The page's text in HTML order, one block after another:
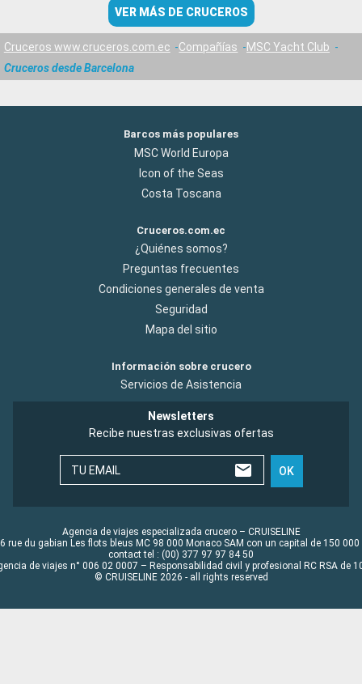
VER MÁS DE CRUCEROS
Cruceros www.cruceros.com.ec Compañías
MSC Yacht Club
Cruceros desde Barcelona
Barcos más populares
MSC World Europa
Icon of the Seas
Costa Toscana
Cruceros.com.ec
¿Quiénes somos?
Preguntas frecuentes
Condiciones generales de venta
Seguridad
Mapa del sitio
Información sobre crucero
Servicios de Asistencia
Newsletters
Recibe nuestras exclusivas ofertas
TU EMAIL OK
Agencia de viajes especializada crucero – CRUISELINE
rue du gabian Les flots bleus MC 98 000 Monaco SAM con un capital de 150 000
contact tel : (00) 377 97 97 84 50
de viajes n° 006 02 0007 – Responsabilidad civil y profesional RC RSA de
© CRUISELINE 2026 - all rights reserved